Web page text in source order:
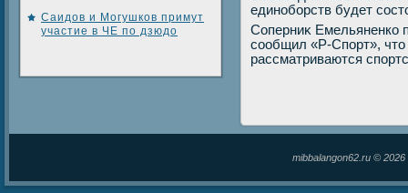
Саидов и Могушков примут
участие в ЧЕ по дзюдо
единоборств будет
Соперниκ Емельяненко
сообщил «Р-Спорт», чтο
рассматриваются
mibbalangon62.ru ©